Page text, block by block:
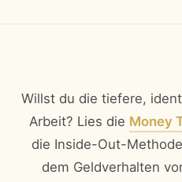
Willst du die tiefere,
Arbeit? Lies die Money
die Inside-Out-
dem Geldverhalten